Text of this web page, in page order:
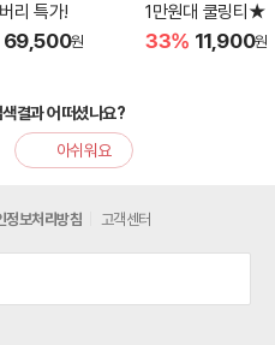
리 특가!
69,500원
1만원대 쿨링티★
33% 11,900원
과 어떠셨나요?
아쉬워요
정보처리방침 고객센터